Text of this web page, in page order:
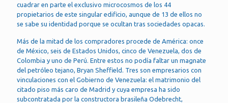
cuadrar en parte el exclusivo microcosmos de los 44
propietarios de este singular edificio, aunque de 13 de ellos no
se sabe su identidad porque se ocultan tras sociedades opacas.
Más de la mitad de los compradores procede de América: once
de México, seis de Estados Unidos, cinco de Venezuela, dos de
Colombia y uno de Perú. Entre estos no podía faltar un magnate
del petróleo tejano, Bryan Sheffield. Tres son empresarios con
vinculaciones con el Gobierno de Venezuela: el matrimonio del
citado piso más caro de Madrid y cuya empresa ha sido
subcontratada por la constructora brasileña Odebrecht,